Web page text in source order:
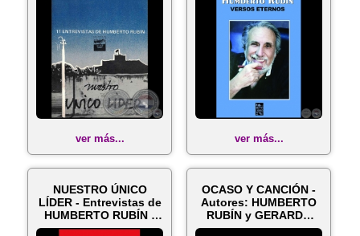
ver más... ver más...
NUESTRO ÚNICO
LÍDER - Entrevistas de
HUMBERTO RUBÍN -
Año 2020
OCASO Y CANCIÓN -
Autores: HUMBERTO
RUBÍN y GERARDO
ARROYO